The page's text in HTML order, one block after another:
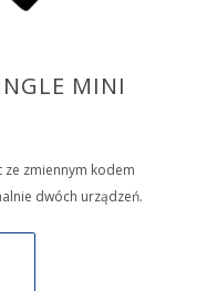
MINI
ze zmiennym kodem
dwóch urządzeń.